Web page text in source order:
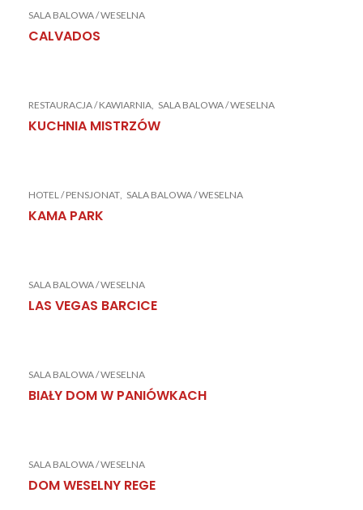
SALA BALOWA / WESELNA
CALVADOS
RESTAURACJA / KAWIARNIA SALA BALOWA / WESELNA
KUCHNIA MISTRZÓW
HOTEL / PENSJONAT SALA BALOWA / WESELNA
KAMA PARK
SALA BALOWA / WESELNA
LAS VEGAS BARCICE
SALA BALOWA / WESELNA
BIAŁY DOM W PANIÓWKACH
SALA BALOWA / WESELNA
DOM WESELNY REGE